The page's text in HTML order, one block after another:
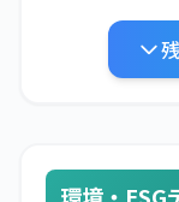
廃棄